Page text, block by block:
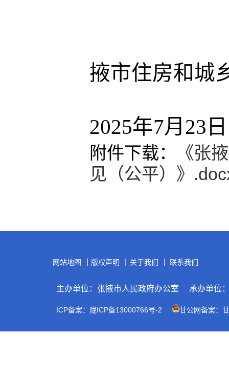
掖市住房和城
2025年7月23日
附件下载：
《张
见（公平）》
网站地图 版权声明 关于我们 联系我们
主办单位：张掖市人民政府办公室 承办单位
ICP备案：陇ICP备13000766号-2 甘公网备案：